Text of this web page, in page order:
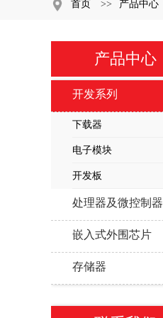
首页 >> 产品中心
产品中心
开发系列
下载器
电子模块
开发板
处理器及微控制器
嵌入式外围芯片
存储器